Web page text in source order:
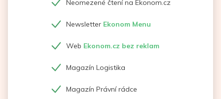
Neomezené čtení na Ekonom.cz
Newsletter Ekonom Menu
Web Ekonom.cz bez reklam
Magazín Logistika
Magazín Právní rádce